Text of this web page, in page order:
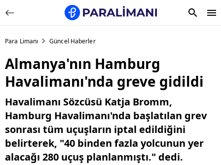
Para Limanı Güncel Haberler
Almanya'nın Hamburg
Havalimanı'nda greve gidildi
Havalimanı Sözcüsü Katja Bromm,
Hamburg Havalimanı'nda başlatılan grev
sonrası tüm uçuşların iptal edildiğini
belirterek, "40 binden fazla yolcunun yer
alacağı 280 uçuş planlanmıştı." dedi.